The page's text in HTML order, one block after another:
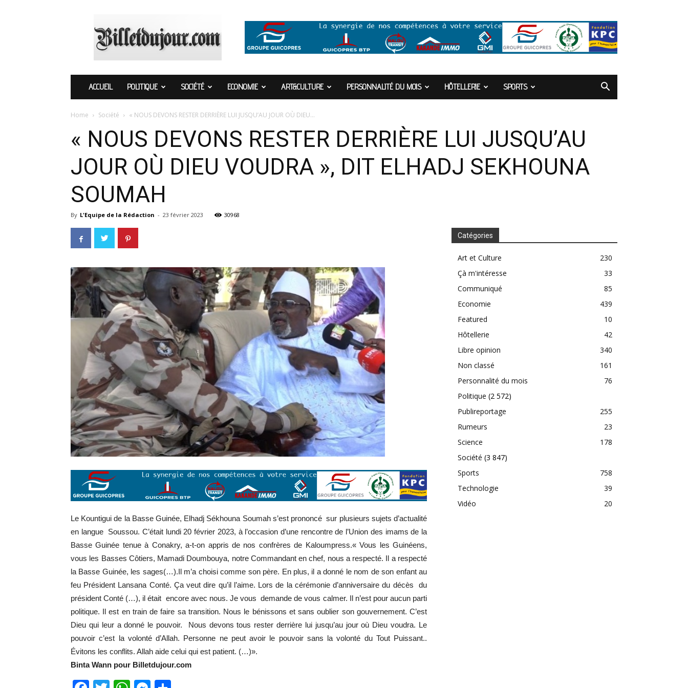
ACCUEIL POLITIQUE SOCIÉTÉ ECONOMIE ART&CULTURE PERSONNALITÉ DU MOIS HÔTELLERIE SPORTS
Home Société « NOUS DEVONS RESTER DERRIÈRE LUI JUSQU’AU JOUR OÙ DIEU...
« NOUS DEVONS RESTER DERRIÈRE LUI JUSQU’AU
JOUR OÙ DIEU VOUDRA », DIT ELHADJ SEKHOUNA
SOUMAH
By L'Equipe de la Rédaction - 23 février 2023 30968
Le Kountigui de la Basse Guinée, Elhadj Sékhouna Soumah s’est prononcé sur plusieurs sujets d’actualité
en langue Soussou. C’était lundi 20 février 2023, à l’occasion d’une rencontre de l’Union des imams de la
Basse Guinée tenue à Conakry, a-t-on appris de nos confrères de Kaloumpress.« Vous les Guinéens,
vous les Basses Côtiers, Mamadi Doumbouya, notre Commandant en chef, nous a respecté. Il a respecté
la Basse Guinée, les sages(…).Il m’a choisi comme son père. En plus, il a donné le nom de son enfant au
feu Président Lansana Conté. Ça veut dire qu’il l’aime. Lors de la cérémonie d’anniversaire du décès du
président Conté (…), il était encore avec nous. Je vous demande de vous calmer. Il n’est pour aucun parti
politique. Il est en train de faire sa transition. Nous le bénissons et sans oublier son gouvernement. C’est
Dieu qui leur a donné le pouvoir. Nous devons tous rester derrière lui jusqu’au jour où Dieu voudra. Le
pouvoir c’est la volonté d’Allah. Personne ne peut avoir le pouvoir sans la volonté du Tout Puissant..
Évitons les conflits. Allah aide celui qui est patient. (…)».
Binta Wann pour Billetdujour.com
Catégories
Art et Culture
230
Çà m'intéresse
33
Communiqué
85
Economie
439
Featured
10
Hôtellerie
42
Libre opinion
340
Non classé
161
Personnalité du mois
76
Politique (2 572)
Publireportage
255
Rumeurs
23
Science
178
Société (3 847)
Sports
758
Technologie
39
Vidéo
20